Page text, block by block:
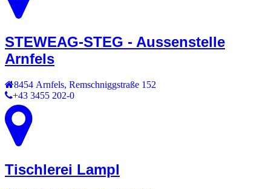
STEWEAG-STEG - Aussenstelle
Arnfels
8454 Arnfels Remschniggstraße 152
+43 3455 202-0
Tischlerei Lampl